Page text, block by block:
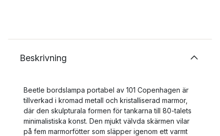
Beskrivning
Beetle bordslampa portabel av 101 Copenhagen är
tillverkad i kromad metall och kristalliserad marmor,
där den skulpturala formen för tankarna till 80-talets
minimalistiska konst. Den mjukt välvda skärmen vilar
på fem marmorfötter som släpper igenom ett varmt